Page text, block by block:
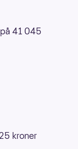
41 045
kroner